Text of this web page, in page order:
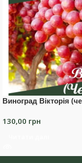
Виноград Вікторія
130,00 грн